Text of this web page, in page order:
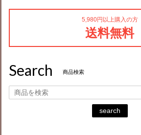
5,980円以上購入の方
送料無料
Search 商品検索
search